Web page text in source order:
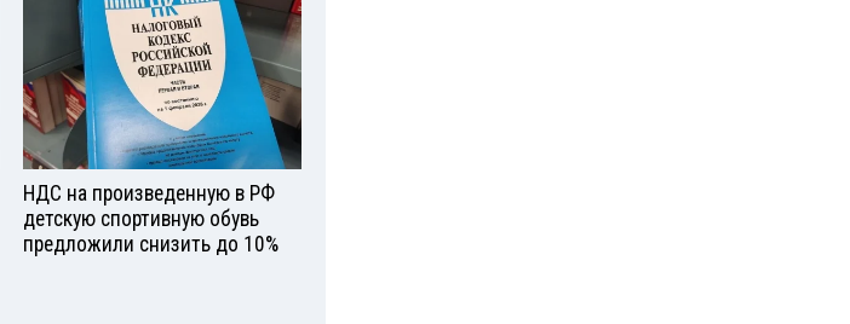
НДС на произведенную в РФ
детскую спортивную обувь
предложили снизить до 10%